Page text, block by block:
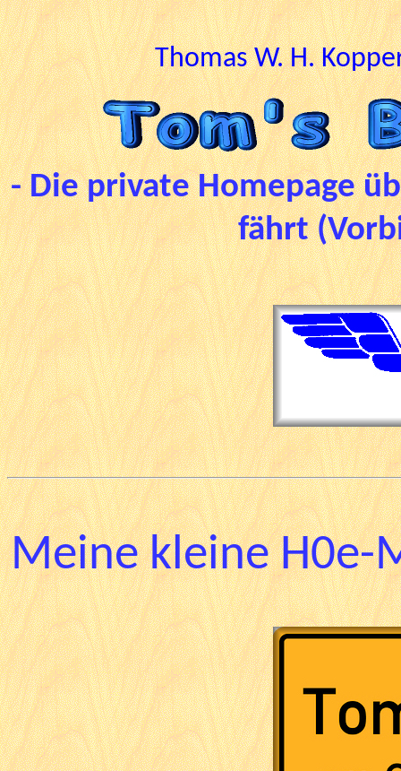
Thomas W. H.
- Die private Homepage
fährt
Meine kleine H0e-